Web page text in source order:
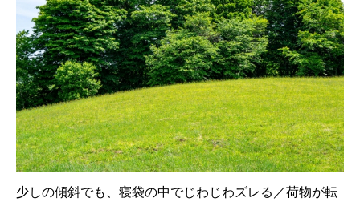
少しの傾斜でも、寝袋の中でじわじわズレる／荷物が転